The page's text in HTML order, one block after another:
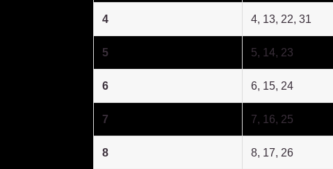
4 4, 13, 22, 31
5 5, 14, 23
6 6, 15, 24
7 7, 16, 25
8 8, 17, 26